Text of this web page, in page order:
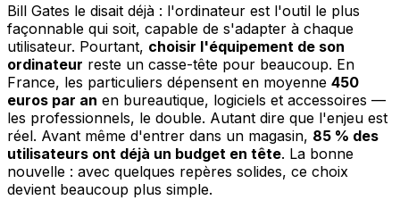
Bill Gates le disait déjà : l'ordinateur est l'outil le plus
façonnable qui soit, capable de s'adapter à chaque
utilisateur. Pourtant, choisir l'équipement de son
ordinateur reste un casse-tête pour beaucoup. En
France, les particuliers dépensent en moyenne 450
euros par an en bureautique, logiciels et accessoires —
les professionnels, le double. Autant dire que l'enjeu est
réel. Avant même d'entrer dans un magasin, 85 % des
utilisateurs ont déjà un budget en tête. La bonne
nouvelle : avec quelques repères solides, ce choix
devient beaucoup plus simple.